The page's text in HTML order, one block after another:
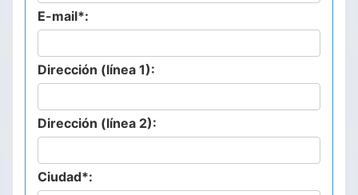
E-mail*:
Dirección (línea 1):
Dirección (línea 2):
Ciudad*: